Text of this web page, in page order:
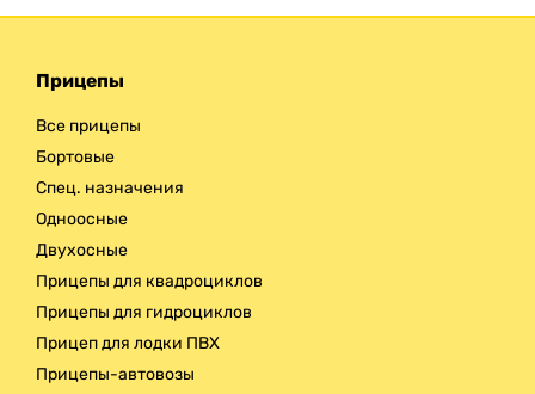
Прицепы
Все прицепы
Бортовые
Спец. назначения
Одноосные
Двухосные
Прицепы для квадроциклов
Прицепы для гидроциклов
Прицеп для лодки ПВХ
Прицепы-автовозы